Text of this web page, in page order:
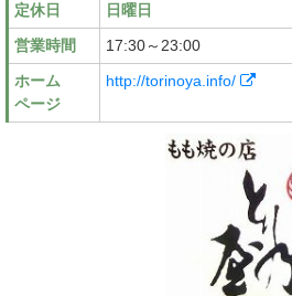
定休日
日曜日
営業時間
17:30～23:00
ホーム
ページ
http://torinoya.info/